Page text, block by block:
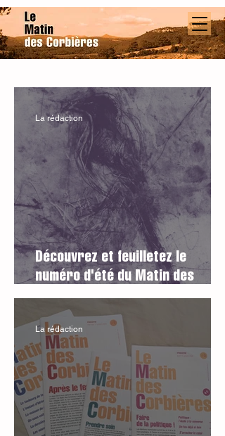
Découvrez et feuilletez le
numéro d'été du Matin des
Corbières
La rédaction
La rédaction